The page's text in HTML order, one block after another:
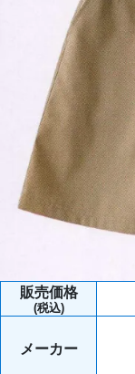
販売価格
(税込)
メーカー